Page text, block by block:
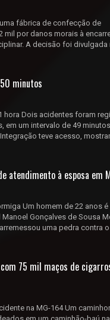
fábrica de confecção de
mil por danos morais à
A decisão foi divulgada
minutos
hora Dois acidentes foram
em um intervalo de 49
teve acesso,
atendimento à esposa em
Um homem de 22 anos é
Gonçalves de Sousa
uma pedra contra
75 mil maços de
na MG-164 Um